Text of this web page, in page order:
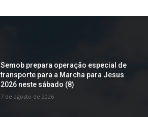
Semob prepara operação especial de
transporte para a Marcha para Jesus
2026 neste sábado (8)
7 de agosto de 2026